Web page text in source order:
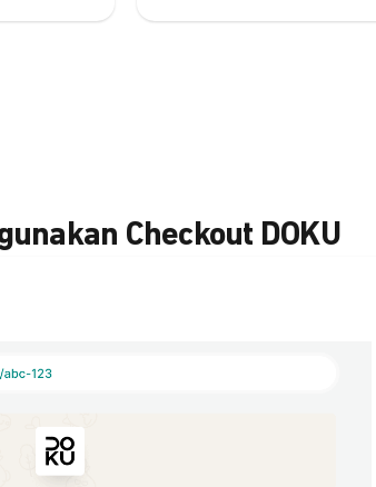
Checkout DOKU